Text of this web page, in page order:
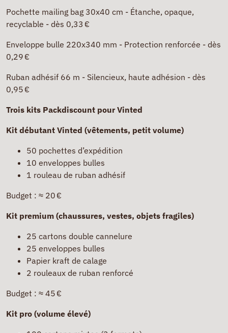
Pochette mailing bag 30x40 cm - Étanche, opaque,
recyclable - dès 0,33 €
Enveloppe bulle 220x340 mm - Protection renforcée - dès
0,29 €
Ruban adhésif 66 m - Silencieux, haute adhésion - dès
0,95 €
Trois kits Packdiscount pour Vinted
Kit débutant Vinted (vêtements, petit volume)
50 pochettes d’expédition
10 enveloppes bulles
1 rouleau de ruban adhésif
Budget : ≈ 20 €
Kit premium (chaussures, vestes, objets fragiles)
25 cartons double cannelure
25 enveloppes bulles
Papier kraft de calage
2 rouleaux de ruban renforcé
Budget : ≈ 45 €
Kit pro (volume élevé)